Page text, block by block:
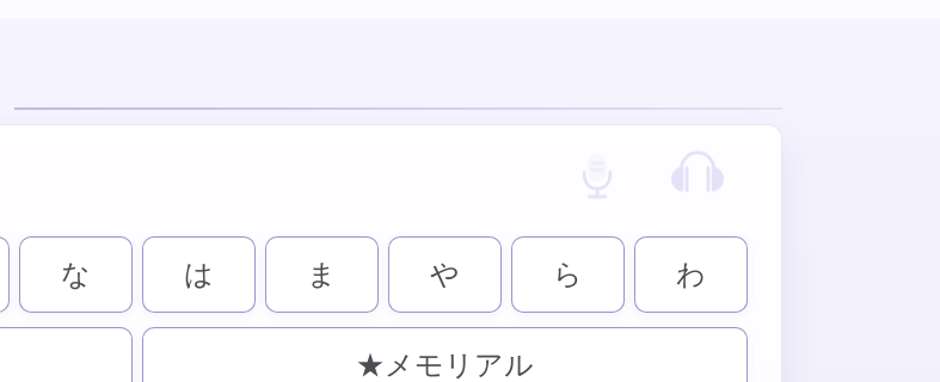
な は ま や ら わ
★メモリアル